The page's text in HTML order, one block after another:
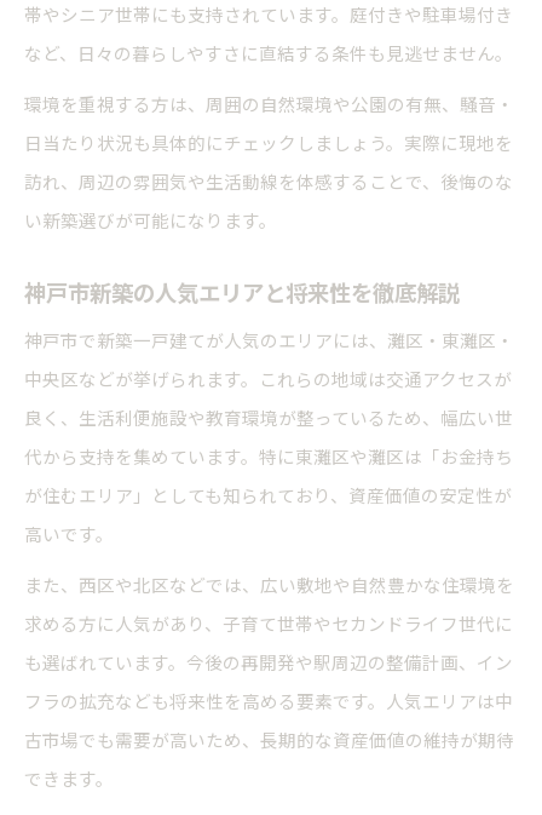
帯やシニア世帯にも支持されています。庭付きや駐車場付き
など、日々の暮らしやすさに直結する条件も見逃せません。
環境を重視する方は、周囲の自然環境や公園の有無、騒音・
日当たり状況も具体的にチェックしましょう。実際に現地を
訪れ、周辺の雰囲気や生活動線を体感することで、後悔のな
い新築選びが可能になります。
神戸市新築の人気エリアと将来性を徹底解説
神戸市で新築一戸建てが人気のエリアには、灘区・東灘区・
中央区などが挙げられます。これらの地域は交通アクセスが
良く、生活利便施設や教育環境が整っているため、幅広い世
代から支持を集めています。特に東灘区や灘区は「お金持ち
が住むエリア」としても知られており、資産価値の安定性が
高いです。
また、西区や北区などでは、広い敷地や自然豊かな住環境を
求める方に人気があり、子育て世帯やセカンドライフ世代に
も選ばれています。今後の再開発や駅周辺の整備計画、イン
フラの拡充なども将来性を高める要素です。人気エリアは中
古市場でも需要が高いため、長期的な資産価値の維持が期待
できます。